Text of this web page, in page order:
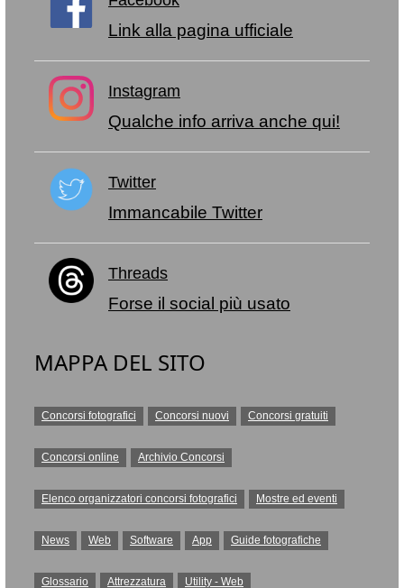
Link alla pagina ufficiale
Instagram
Qualche info arriva anche qui!
Twitter
Immancabile Twitter
Threads
Forse il social più usato
MAPPA DEL SITO
Concorsi fotografici Concorsi nuovi Concorsi gratuiti
Concorsi online Archivio Concorsi
Elenco organizzatori concorsi fotografici Mostre ed eventi
News Web Software App Guide fotografiche
Glossario Attrezzatura Utility - Web